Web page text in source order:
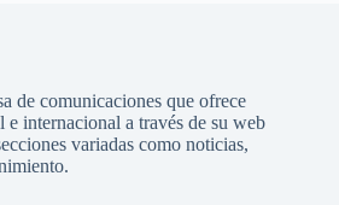
de comunicaciones que ofrece
internacional a través de su web
variadas como noticias,